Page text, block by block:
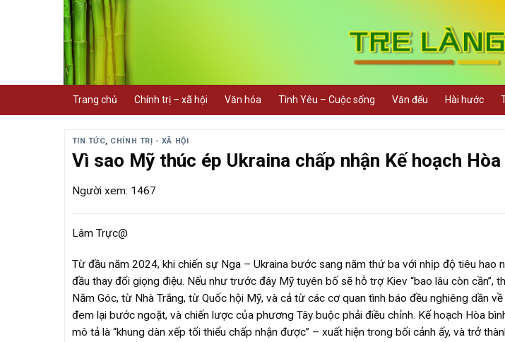
Trang chủ Chính trị – xã hội Văn hóa Tình Yêu – Cuộc sống Văn đểu Hài hước
TIN TỨC, CHÍNH TRỊ - XÃ HỘI
Vì sao Mỹ thúc ép Ukraina chấp nhận Kế hoạch
Người xem: 1467
Lâm Trực@
Từ đầu năm 2024, khi chiến sự Nga – Ukraina bước sang năm thứ ba với nhịp độ tiêu hao
đầu thay đổi giọng điệu. Nếu như trước đây Mỹ tuyên bố sẽ hỗ trợ Kiev “bao lâu còn cần”,
Năm Góc, từ Nhà Trắng, từ Quốc hội Mỹ, và cả từ các cơ quan tình báo đều nghiêng dần
đem lại bước ngoặt, và chiến lược của phương Tây buộc phải điều chỉnh. Kế hoạch Hòa
mô tả là “khung dàn xếp tối thiểu chấp nhận được” – xuất hiện trong bối cảnh ấy, và trở